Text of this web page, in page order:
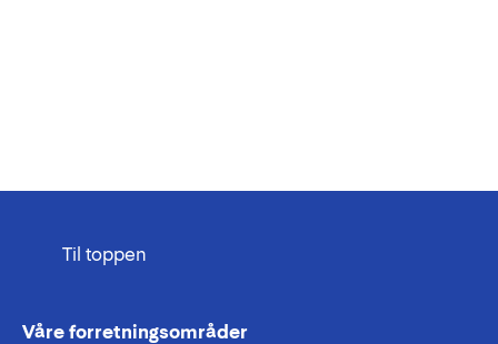
Til toppen
Våre forretningsområder